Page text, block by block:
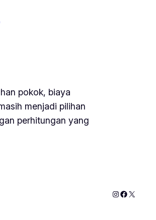
pokok, biaya
menjadi pilihan
perhitungan yang
Instagram
X